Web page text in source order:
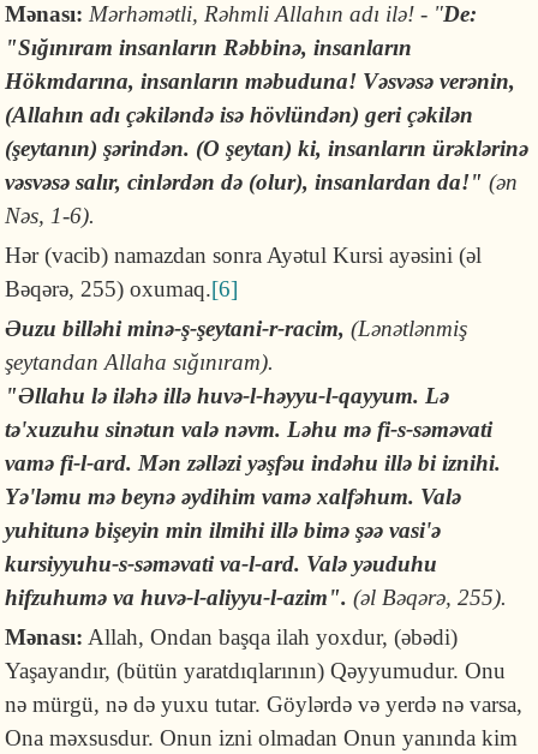
Mənası: Mərhəmətli, Rəhmli Allahın adı ilə! - "De:
"Sığınıram insanların Rəbbinə, insanların
Hökmdarına, insanların məbuduna! Vəsvəsə verənin,
(Allahın adı çəkiləndə isə hövlündən) geri çəkilən
(şeytanın) şərindən. (O şeytan) ki, insanların ürəklərinə
vəsvəsə salır, cinlərdən də (olur), insanlardan da!"(ən
Nəs, 1-6).
Hər (vacib) namazdan sonra Ayətul Kursi ayəsi­ni (əl
Bəqərə, 255) oxumaq.[6]
Əuzu billəhi minə-ş-şeytani-r-racim, (Lənətlənmiş
şeytandan Allaha sığınıram).
"Əllahu lə iləhə illə huvə-l-həyyu-l-qayyum. Lə
tə'xuzuhu sinətun valə nəvm. Ləhu mə fi-s-səməvati
vamə fi-l-ard. Mən zəlləzi yəşfəu indəhu illə bi iznihi.
Yə'ləmu mə beynə əydihim vamə xalfəhum. Valə
yuhitunə bişeyin min ilmihi illə bimə şəə vasi'ə
kursiyyuhu-s-səməvati va-l-ard. Valə yəuduhu
hifzuhumə va huvə-l-aliyyu-l-azim".(əl Bəqərə, 255).
Mənası: Allah, Ondan başqa ilah yoxdur, (əbədi)
Yaşayandır, (bütün yaratdıqlarının) Qəyyumudur. Onu
nə mürgü, nə də yuxu tutar. Göylərdə və yerdə nə varsa,
Ona məxsusdur. Onun izni olmadan Onun yanında kim